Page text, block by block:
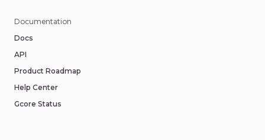
Documentation
Docs
API
Product Roadmap
Help Center
Gcore Status